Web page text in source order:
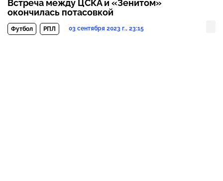
Встреча между ЦСКА и «Зенитом»
окончилась потасовкой
Футбол РПЛ 03 сентября 2023 г., 23:15